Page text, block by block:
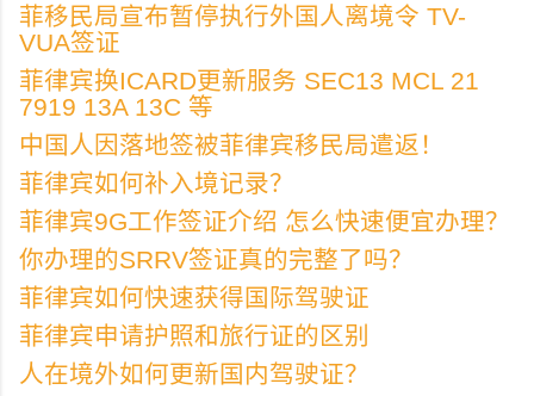
菲移民局宣布暂停执行外国人离境令 TV-
VUA签证
菲律宾换ICARD更新服务 SEC13 MCL 21
7919 13A 13C 等
中国人因落地签被菲律宾移民局遣返！
菲律宾如何补入境记录？
菲律宾9G工作签证介绍 怎么快速便宜办理？
你办理的SRRV签证真的完整了吗？
菲律宾如何快速获得国际驾驶证
菲律宾申请护照和旅行证的区别
人在境外如何更新国内驾驶证？